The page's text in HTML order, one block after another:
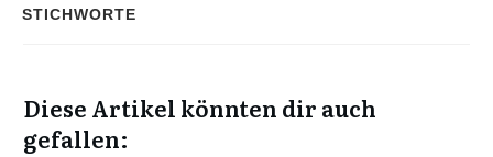
STICHWORTE
Diese Artikel könnten dir auch
gefallen: